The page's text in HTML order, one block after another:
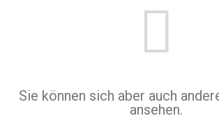
Sie können sich aber auch
ansehen.